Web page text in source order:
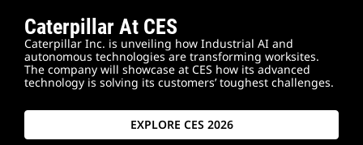
Caterpillar At CES
Caterpillar Inc. is unveiling how Industrial AI and
autonomous technologies are transforming worksites.
The company will showcase at CES how its advanced
technology is solving its customers’ toughest challenges.
EXPLORE CES 2026